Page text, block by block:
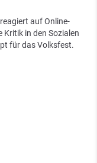
auf Online-
Kritik in den Sozialen
für das Volksfest.